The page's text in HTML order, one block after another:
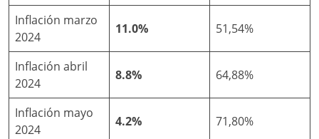
Inflación marzo
2024
11.0% 51,54%
Inflación abril
2024
8.8% 64,88%
Inflación mayo
2024
4.2% 71,80%